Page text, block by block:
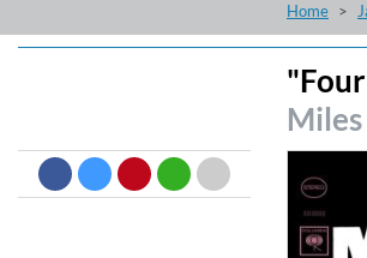
Big
Genre:
Home